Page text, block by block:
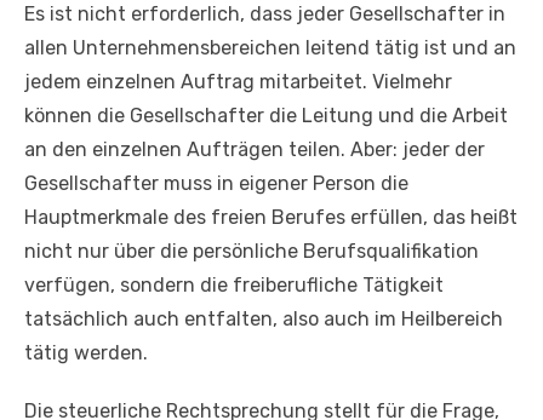
Es ist nicht erforderlich, dass jeder Gesellschafter in
allen Unternehmensbereichen leitend tätig ist und an
jedem einzelnen Auftrag mitarbeitet. Vielmehr
können die Gesellschafter die Leitung und die Arbeit
an den einzelnen Aufträgen teilen. Aber: jeder der
Gesellschafter muss in eigener Person die
Hauptmerkmale des freien Berufes erfüllen, das heißt
nicht nur über die persönliche Berufsqualifikation
verfügen, sondern die freiberufliche Tätigkeit
tatsächlich auch entfalten, also auch im Heilbereich
tätig werden.
Die steuerliche Rechtsprechung stellt für die Frage,